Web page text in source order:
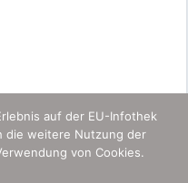
auf der EU-Infothek
die weitere Nutzung der
von Cookies.